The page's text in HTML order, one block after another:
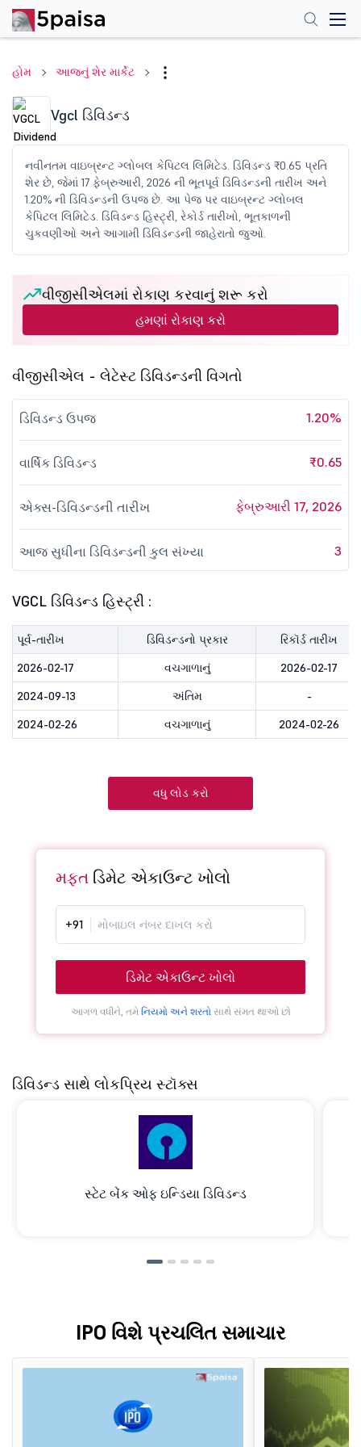
હોમ આજનું શેર માર્કેટ
Vgcl ડિવિડન્ડ
નવીનતમ વાઇબ્રન્ટ ગ્લોબલ કેપિટલ લિમિટેડ. ડિવિડન્ડ ₹0.65 પ્રતિ
શેર છે, જેમાં 17 ફેબ્રુઆરી, 2026 ની ભૂતપૂર્વ ડિવિડન્ડની તારીખ અને
1.20% ની ડિવિડન્ડની ઉપજ છે. આ પેજ પર વાઇબ્રન્ટ ગ્લોબલ
કેપિટલ લિમિટેડ. ડિવિડન્ડ હિસ્ટ્રી, રેકોર્ડ તારીખો, ભૂતકાળની
ચુકવણીઓ અને આગામી ડિવિડન્ડની જાહેરાતો જુઓ.
વીજીસીએલમાં રોકાણ કરવાનું શરૂ કરો
હમણાં રોકાણ કરો
વીજીસીએલ - લેટેસ્ટ ડિવિડન્ડની વિગતો
ડિવિડન્ડ ઉપજ 1.20%
વાર્ષિક ડિવિડન્ડ ₹0.65
એક્સ-ડિવિડન્ડની તારીખ ફેબ્રુઆરી 17, 2026
આજ સુધીના ડિવિડન્ડની કુલ સંખ્યા 3
VGCL ડિવિડન્ડ હિસ્ટ્રી :
પૂર્વ-તારીખ ડિવિડન્ડનો પ્રકાર
રિકૉર્ડ તારીખ
2026-02-17
વચગાળાનું
2026-02-17
2024-09-13
અંતિમ
-
2024-02-26
વચગાળાનું 2024-02-26
વધુ લોડ કરો
મફત ડિમેટ એકાઉન્ટ ખોલો
+91
ડિમેટ એકાઉન્ટ ખોલો
આગળ વધીને, તમે નિયમો અને શરતોસાથે સંમત થાઓ છો
ડિવિડન્ડ સાથે લોકપ્રિય સ્ટૉક્સ
સ્ટેટ બેંક ઓફ ઇન્ડિયા ડિવિડન્ડ
IPO વિશે પ્રચલિત સમાચાર